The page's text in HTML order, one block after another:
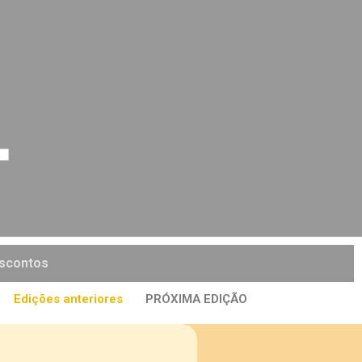
Edições anteriores PRÓXIMA EDIÇÃO